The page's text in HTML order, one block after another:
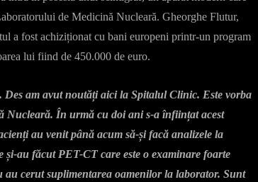
de Medicină Nucleară. Gheorghe Flutur,
a fost achiziționat cu bani europeni printr-un program
lui fiind de 450.000 de euro.
am avut noutăți aici la Spitalul Clinic. Este vorba
Nucleară. În urmă cu doi ani s-a înființat acest
au venit până acum să-și facă analizele la
și-au făcut PET-CT care este o examinare foarte
cerut suplimentarea oamenilor la laborator. Sunt